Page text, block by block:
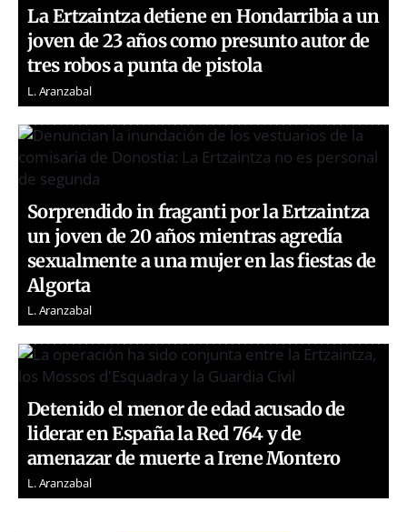
La Ertzaintza detiene en Hondarribia a un
joven de 23 años como presunto autor de
tres robos a punta de pistola
L. Aranzabal
Sorprendido in fraganti por la Ertzaintza
un joven de 20 años mientras agredía
sexualmente a una mujer en las fiestas de
Algorta
L. Aranzabal
Detenido el menor de edad acusado de
liderar en España la Red 764 y de
amenazar de muerte a Irene Montero
L. Aranzabal